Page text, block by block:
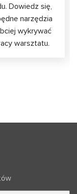
Dowiedz się,
narzędzia
wykrywać
warsztatu.